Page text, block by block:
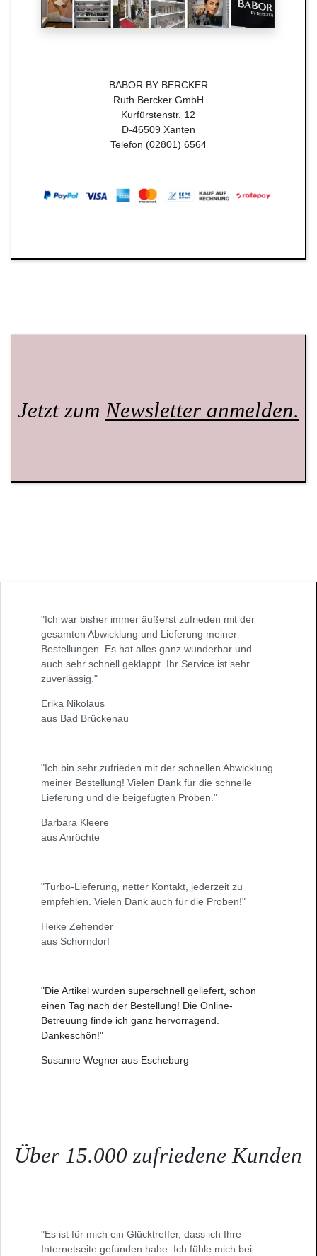
BABOR BY BERCKER
Ruth Bercker GmbH
Kurfürstenstr. 12
D-46509 Xanten
Telefon (02801) 6564
Jetzt zumNewsletter anmelden.
"Ich war bisher immer äußerst zufrieden mit der
gesamten Abwicklung und Lieferung meiner
Bestellungen. Es hat alles ganz wunderbar und
auch sehr schnell geklappt. Ihr Service ist sehr
zuverlässig."
Erika Nikolaus
aus Bad Brückenau
"Ich bin sehr zufrieden mit der schnellen Abwicklung
meiner Bestellung! Vielen Dank für die schnelle
Lieferung und die beigefügten Proben."
Barbara Kleere
aus Anröchte
"Turbo-Lieferung, netter Kontakt, jederzeit zu
empfehlen. Vielen Dank auch für die Proben!"
Heike Zehender
aus Schorndorf
"Die Artikel wurden superschnell geliefert, schon
einen Tag nach der Bestellung! Die Online-
Betreuung finde ich ganz hervorragend.
Dankeschön!"
Susanne Wegner aus Escheburg
Über 15.000 zufriedene Kunden
"Es ist für mich ein Glücktreffer, dass ich Ihre
Internetseite gefunden habe. Ich fühle mich bei